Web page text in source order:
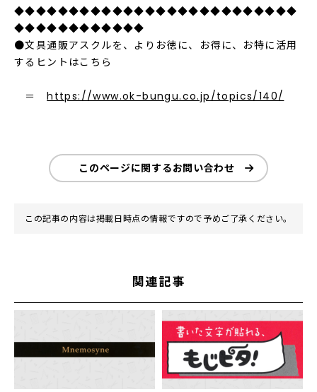
◆◆◆◆◆◆◆◆◆◆◆◆◆◆◆◆◆◆◆◆◆◆◆◆◆◆
◆◆◆◆◆◆◆◆◆◆◆◆
●文具通販アスクルを、よりお徳に、お得に、お特に活用
するヒントはこちら
＝https://www.ok-bungu.co.jp/topics/140/
このページに関するお問い合わせ
この記事の内容は掲載日時点の情報ですので予めご了承ください。
関連記事